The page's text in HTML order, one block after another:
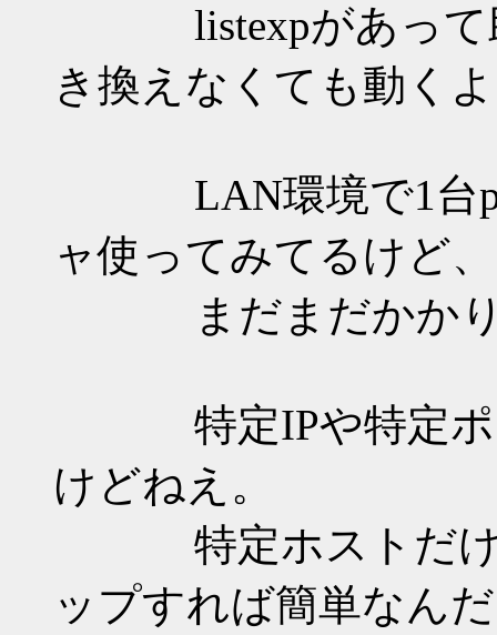
listexpがあって助
き換えなくても動く
LAN環境で1台
ャ使ってみてるけど
まだまだかかり
特定IPや特定ポー
けどねえ。
特定ホストだけ蹴
ップすれば簡単なん